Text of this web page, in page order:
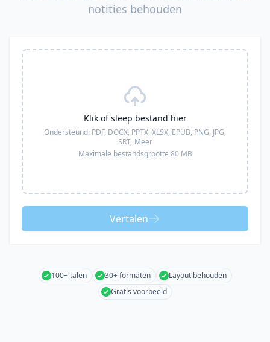
notities behouden
Klik of sleep bestand hier
Ondersteund: PDF, DOCX, PPTX, XLSX, EPUB, PNG, JPG,
SRT, Meer
Maximale bestandsgrootte 80 MB
Vertalen
100+ talen 30+ formaten
Layout behouden
Gratis voorbeeld